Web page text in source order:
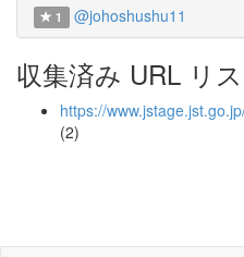
1 @johoshushu11
収集済み URL リ
https://
(2)